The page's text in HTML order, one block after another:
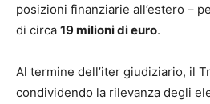
posizioni finanziarie all’estero –
di circa 19 milioni di euro.
Al termine dell’iter giudiziario, il
condividendo la rilevanza degli